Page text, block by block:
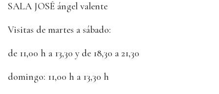
SALA JOSÉ ángel valente
Visitas de martes a sábado:
de 11,00 h a 13,30 y de 18,30 a 21,30
domingo: 11,00 h a 13,30 h